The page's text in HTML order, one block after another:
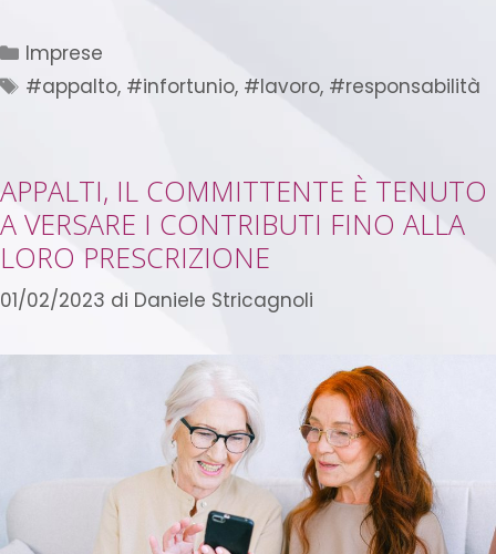
Imprese
#appalto, #infortunio, #lavoro, #responsabilità
APPALTI, IL COMMITTENTE È TENUTO
A VERSARE I CONTRIBUTI FINO ALLA
LORO PRESCRIZIONE
01/02/2023 di Daniele Stricagnoli